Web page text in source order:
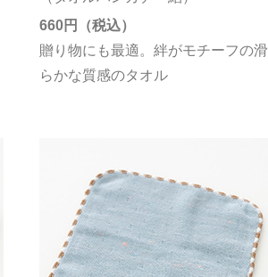
贈り物にも最適。絆がモチーフの滑
らかな質感のタオル
660円